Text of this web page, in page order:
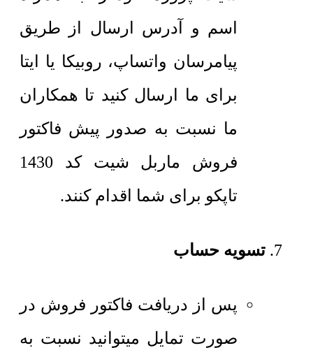
اسم و آدرس ارسال از طریق
پیامرسان واتساپ، روبیکا یا ایتا
برای ما ارسال کنید تا همکاران
ما نسبت به صدور پیش فاکتور
فروش ماربل شیت کد 1430
تاپکو برای شما اقدام کنند.
تسویه حساب
پس از دریافت فاکتور فروش در
صورت تمایل میتوانید نسبت به